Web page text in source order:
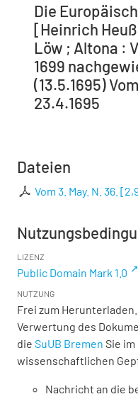
Die
[Heinrich
Löw ; Altona :
1699
(13.5.1695)
23.4.1695
Dateien
Vom 3. May. N. 36. [
LIZENZ
Public Domain Mark 1.0
NUTZUNG
Frei zum
Verwertung des
die SuUB Bremen Sie
wissenschaftlichen
Nachricht an die